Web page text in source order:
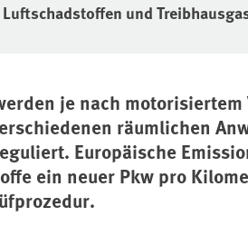
und
je nach
räumlichen
Europäische
ein neuer Pkw pro